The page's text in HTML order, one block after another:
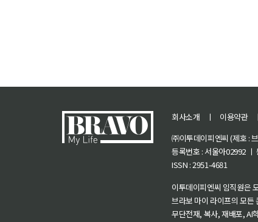
회사소개 ㅣ 이용약관
㈜이투데이피엔씨 (제호 :
등록번호 : 서울아02992 ㅣ
ISSN : 2951-4681
이투데이피엔씨 임직원은
브라보 마이 라이프의 모든
무단전재, 복사, 재배포, AI